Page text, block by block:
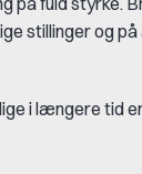
stillinger og
i længere tid